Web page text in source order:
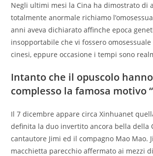
Negli ultimi mesi la Cina ha dimostrato di
totalmente anormale richiamo
anni aveva dichiarato affinche epoca
insopportabile che vi fossero
cinesi, eppure occasione i tempi sono
Intanto che il opuscolo
complesso la famosa motivo
Il 7 dicembre appare circa Xinhuanet
definita la duo invertito ancora bella della
cantautore Jimi ed il compagno Mao Mao.
macchietta parecchio affermato ai mezzi